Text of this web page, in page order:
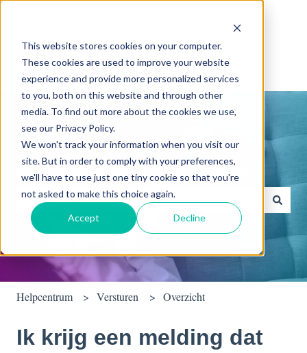
This website stores cookies on your computer.
These cookies are used to improve your website
experience and provide more personalized services
to you, both on this website and through other
media. To find out more about the cookies we use,
see our Privacy Policy.
We won't track your information when you visit our
site. But in order to comply with your preferences,
we'll have to use just one tiny cookie so that you're
not asked to make this choice again.
Accept Decline
Waarmee kunnen we je helpen?
Er zijn geen suggesties want het zoekveld is leeg.
Helpcentrum Versturen Overzicht
Ik krijg een melding dat